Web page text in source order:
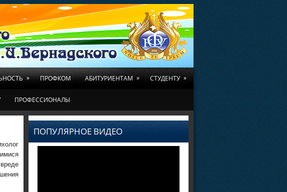
» ПРОФКОМ АБИТУРИЕНТАМ » СТУДЕНТУ »
ПРОФЕССИОНАЛЫ
ПОПУЛЯРНОЕ ВИДЕО